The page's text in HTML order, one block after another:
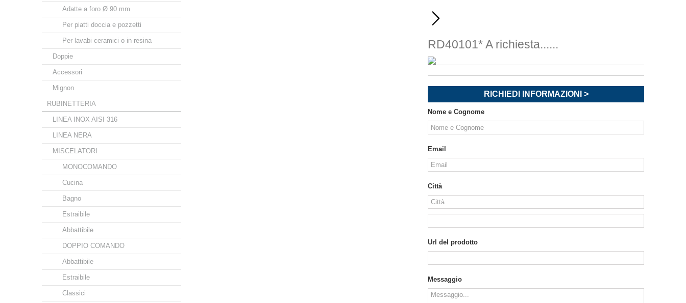
Adatte a foro Ø 90 mm
Per piatti doccia e pozzetti
Per lavabi ceramici o in resina
Doppie
Accessori
Mignon
RUBINETTERIA
LINEA INOX AISI 316
LINEA NERA
MISCELATORI
MONOCOMANDO
Cucina
Bagno
Estraibile
Abbattibile
DOPPIO COMANDO
Abbattibile
Estraibile
Classici
RD40101*A richiesta......
RICHIEDI INFORMAZIONI >
Nome e Cognome
Email
Città
Url del prodotto
Messaggio